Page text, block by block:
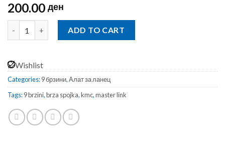
200.00 ден
ADD TO CART
Wishlist
Categories:9 брзини,Алат за ланец
Tags:9 brzini,brza spojka,kmc,master link